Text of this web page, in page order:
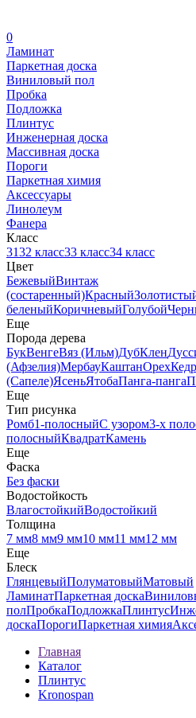
0
Ламинат
Паркетная доска
Виниловый пол
Пробка
Подложка
Плинтус
Инженерная доска
Массивная доска
Пороги
Паркетная химия
Аксессуары
Линолеум
Фанера
Класс
3132 класс33 класс34 класс
Цвет
БежевыйВинтаж
(состаренный)Красный
беленыйКоричневыйГолубой
Еще
Порода дерева
БукВенгеВяз (Ильм)ДубКлен
(Афзелия)МербауКаштанОрехКедр
(Сапеле)ЯсеньЯтобаПанга-панга
Еще
Тип рисунка
Ромб1-полосныйС узором3-х
полосныйКвадратКамень
Еще
Фаска
Без фаски
Водостойкость
ВлагостойкийВодостойкий
Толщина
7 мм8 мм9 мм10 мм11 мм12 мм
Еще
Блеск
ГлянцевыйПолуматовыйМатовый
ЛаминатПаркетная доска
полПробкаПодложкаПлинтус
доскаПорогиПаркетная химия
Главная
Каталог
Плинтус
Kronospan